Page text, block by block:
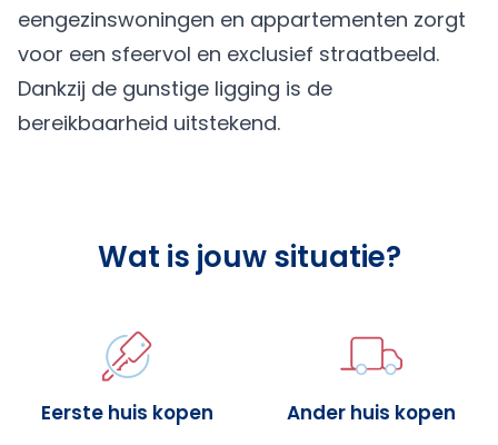
eengezinswoningen en appartementen zorgt
voor een sfeervol en exclusief straatbeeld.
Dankzij de gunstige ligging is de
bereikbaarheid uitstekend.
Wat is jouw situatie?
Eerste huis kopen Ander huis kopen